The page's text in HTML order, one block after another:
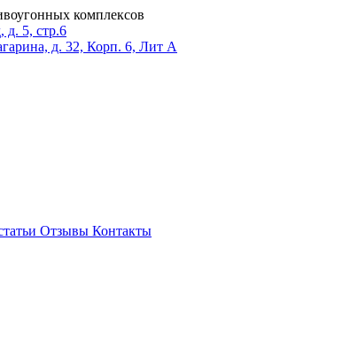
комплексов
5, стр.6
д. 32, Корп. 6, Лит А
Отзывы Контакты